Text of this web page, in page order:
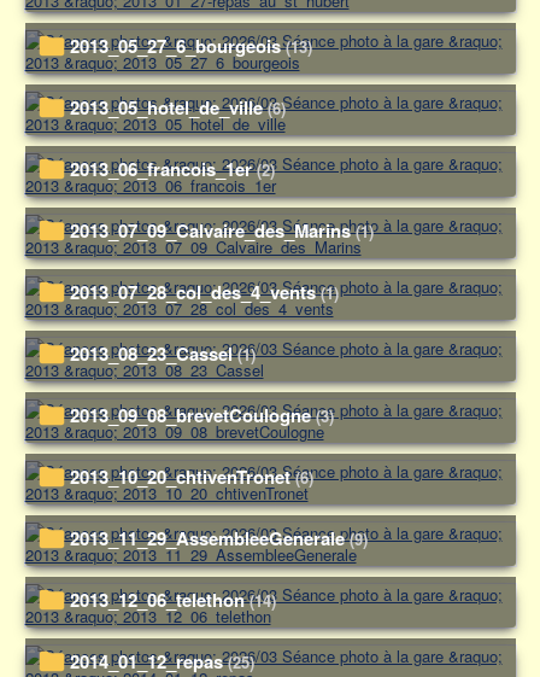
2013_05_27_6_bourgeois (13)
2013_05_hotel_de_ville (6)
2013_06_francois_1er (2)
2013_07_09_Calvaire_des_Marins (1)
2013_07_28_col_des_4_vents (1)
2013_08_23_Cassel (1)
2013_09_08_brevetCoulogne (3)
2013_10_20_chtivenTronet (6)
2013_11_29_AssembleeGenerale (9)
2013_12_06_telethon (14)
2014_01_12_repas (25)